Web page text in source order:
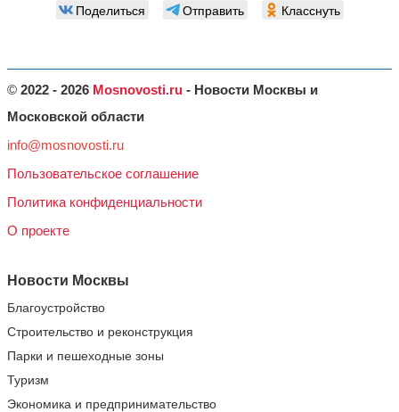
Поделиться Отправить Класснуть
© 2022 - 2026 Mosnovosti.ru - Новости Москвы и
Московской области
info@mosnovosti.ru
Пользовательское соглашение
Политика конфиденциальности
О проекте
Новости Москвы
Благоустройство
Строительство и реконструкция
Парки и пешеходные зоны
Туризм
Экономика и предпринимательство